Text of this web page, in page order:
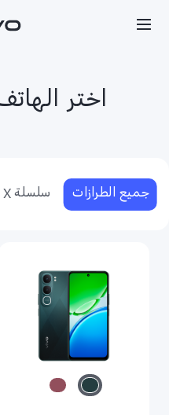
Yemen(AR) | حدد البلد/المنطقة
اختر
جميع الطرازات سلسلة X